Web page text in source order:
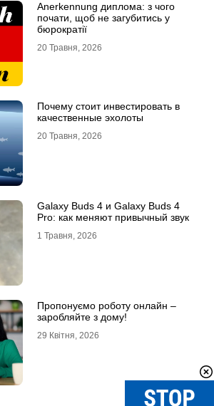
Anerkennung диплома: з чого
почати, щоб не загубитись у
бюрократії
20 Травня, 2026
Почему стоит инвестировать в
качественные эхолоты
20 Травня, 2026
Galaxy Buds 4 и Galaxy Buds 4
Pro: как меняют привычный звук
1 Травня, 2026
Пропонуємо роботу онлайн –
заробляйте з дому!
29 Квітня, 2026